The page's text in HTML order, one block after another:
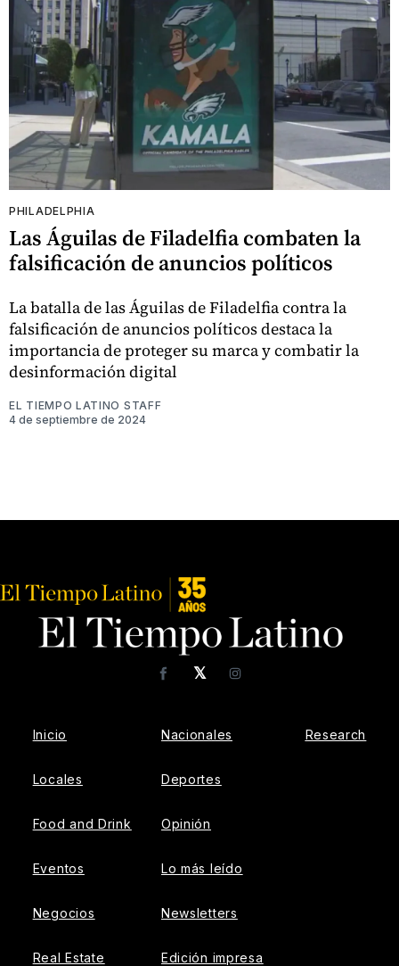
PHILADELPHIA
Las Águilas de Filadelfia combaten la
falsificación de anuncios políticos
La batalla de las Águilas de Filadelfia contra la
falsificación de anuncios políticos destaca la
importancia de proteger su marca y combatir la
desinformación digital
EL TIEMPO LATINO STAFF
4 de septiembre de 2024
𝕏
FacebookInstagram
Inicio
Locales
Food and Drink
Eventos
Negocios
Real Estate
Nacionales
Deportes
Opinión
Lo más leído
Newsletters
Edición impresa
Research